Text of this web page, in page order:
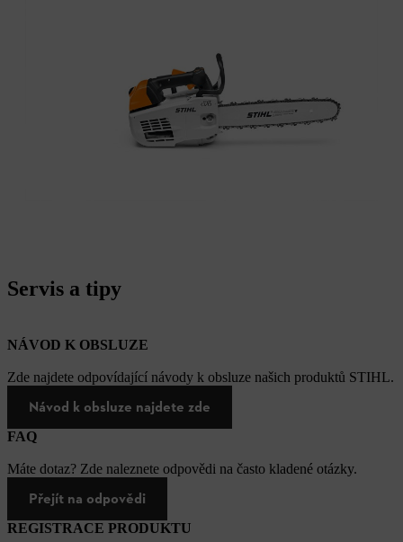
Servis a tipy
NÁVOD K OBSLUZE
Zde najdete odpovídající návody k obsluze našich produktů STIHL.
Návod k obsluze najdete zde
FAQ
Máte dotaz? Zde naleznete odpovědi na často kladené otázky.
Přejít na odpovědi
REGISTRACE PRODUKTU